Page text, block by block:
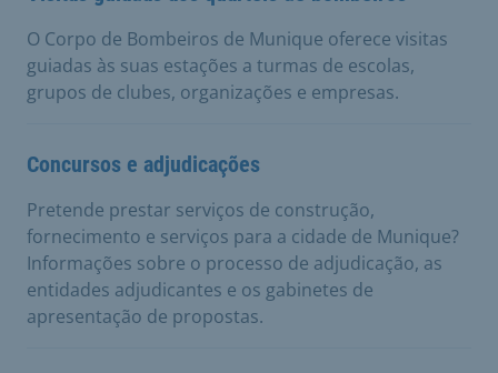
O Corpo de Bombeiros de Munique oferece visitas
guiadas às suas estações a turmas de escolas,
grupos de clubes, organizações e empresas.
Concursos e adjudicações
Pretende prestar serviços de construção,
fornecimento e serviços para a cidade de Munique?
Informações sobre o processo de adjudicação, as
entidades adjudicantes e os gabinetes de
apresentação de propostas.